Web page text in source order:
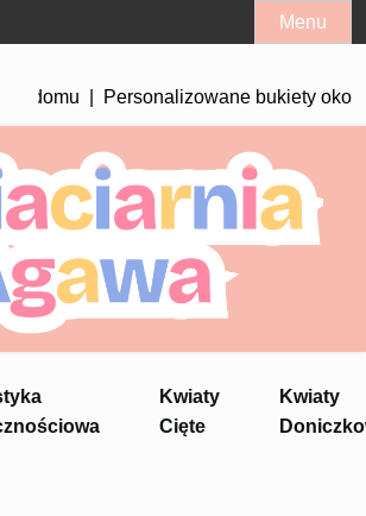
Menu
Personalizowane bukiety
Kwiaty
Cięte
Kwiaty